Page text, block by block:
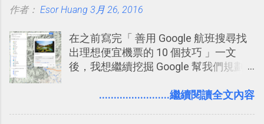
點： 1. 「 很有趣 」： Slack 裡擁有跟
聊天打屁、傳送有趣影音圖文的功能。
2. 「 有效率 」：但是 Slack 的頻道、群
組機制讓茶水間的聊天，不會干擾工作
事可以從聊天中記錄重點。 3. 「 有彈性
作者： Esor Huang 3月 26, 2016
在之前寫完「 善用 Google 航班搜尋找
出理想便宜機票的 10 個技巧 」一文
後，我想繼續挖掘 Google 幫我們規劃
入的來聊聊 Google 的「我的地圖」服
........................繼續閱讀全文內容